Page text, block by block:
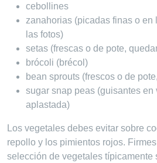
cebollines
zanahorias (picadas finas o en
las fotos)
setas (frescas o de pote,
brócoli (brécol)
bean sprouts (frescos o de
sugar snap peas (guisantes en
aplastada)
Los vegetales debes evitar sobre
repollo y los pimientos rojos.
selección de vegetales típicamente